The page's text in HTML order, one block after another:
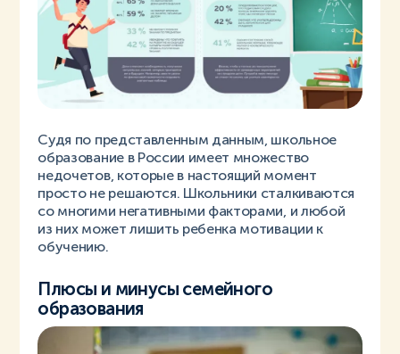
Судя по представленным данным, школьное
образование в России имеет множество
недочетов, которые в настоящий момент
просто не решаются. Школьники сталкиваются
со многими негативными факторами, и любой
из них может лишить ребенка мотивации к
обучению.
Плюсы и минусы семейного
образования